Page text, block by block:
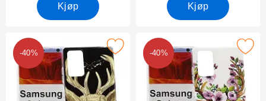
Kjøp Kjøp
-40%
Samsung Galaxy Note 20 5G (N981B/DS) som
-40%
Merk tPU Designdeksel Samsung Galaxy